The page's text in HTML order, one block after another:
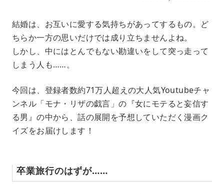
u
t
結婚は、お互いに愛する気持ちがあってするもの。ど
ちらか一方の思いだけでは成り立ちませんよね。
しかし、中にはとんでもない勘違いをして突っ走って
しまう人も……。
今回は、登録者数約71万人超えの大人気Youtubeチャ
ンネル「モナ・リザの戯言」の『女にモテると妄信す
る男』の中から、話の展開を予想していただく漫画ク
イズをお届けします！
卒業旅行のはずが……